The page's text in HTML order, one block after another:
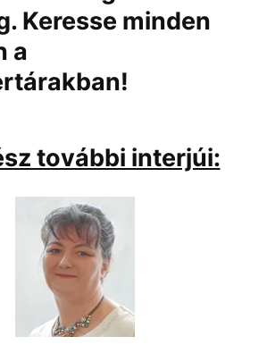
Keresse minden
a
további interjúi: